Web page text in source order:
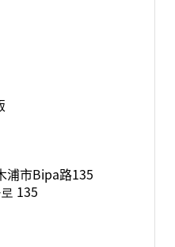
浦市Bipa路135
135